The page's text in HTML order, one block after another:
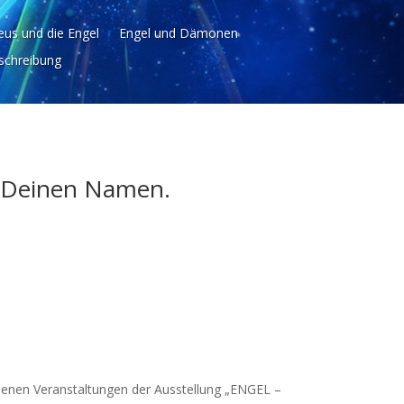
und die Engel
Engel und Dämonen
Namen.
Veranstaltungen der Ausstellung „ENGEL –